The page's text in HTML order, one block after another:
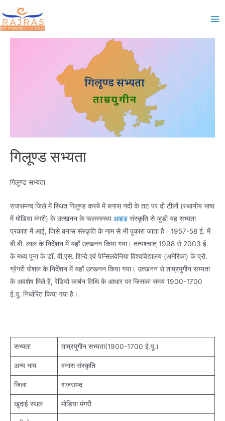
to
content
गिलूण्ड सभ्यता
गिलूण्ड सभ्यता
राजसमन्द जिले में स्थित गिलूण्ड कस्बे में बनास नदी के तट पर दो टीलों (स्थानीय भाषा
में मोडिया मंगरी) के उत्खनन के फलस्वरूप आहड़ संस्कृति से जुड़ी यह सभ्यता
प्रकाश में आई, जिसे बनास संस्कृति के नाम से भी पुकारा जाता है। 1957-58 ई. में
बी.बी. लाल के निर्देशन में यहाँ उत्खनन किया गया। तत्पश्चात् 1998 से 2003 ई.
के मध्य पूना के डॉ. वी.एस. शिन्दे एवं पेन्सिलवेनिया विश्वविद्यालय (अमेरिका) के प्रो.
ग्रेगरी पोशल के निर्देशन में यहाँ उत्खनन किया गया। उत्खनन से ताम्रयुगीन सभ्यता
के अवशेष मिले हैं, रेडियो कार्बन तिथि के आधार पर जिसका समय 1900-1700
ई.पू. निर्धारित किया गया है।
सभ्यता ताम्रयुगीन सभ्यता(1900-1700 ई.पू.)
अन्य नाम बनास संस्कृति
जिला राजसमंद
खुदाई स्थल मोडिया मंगरी